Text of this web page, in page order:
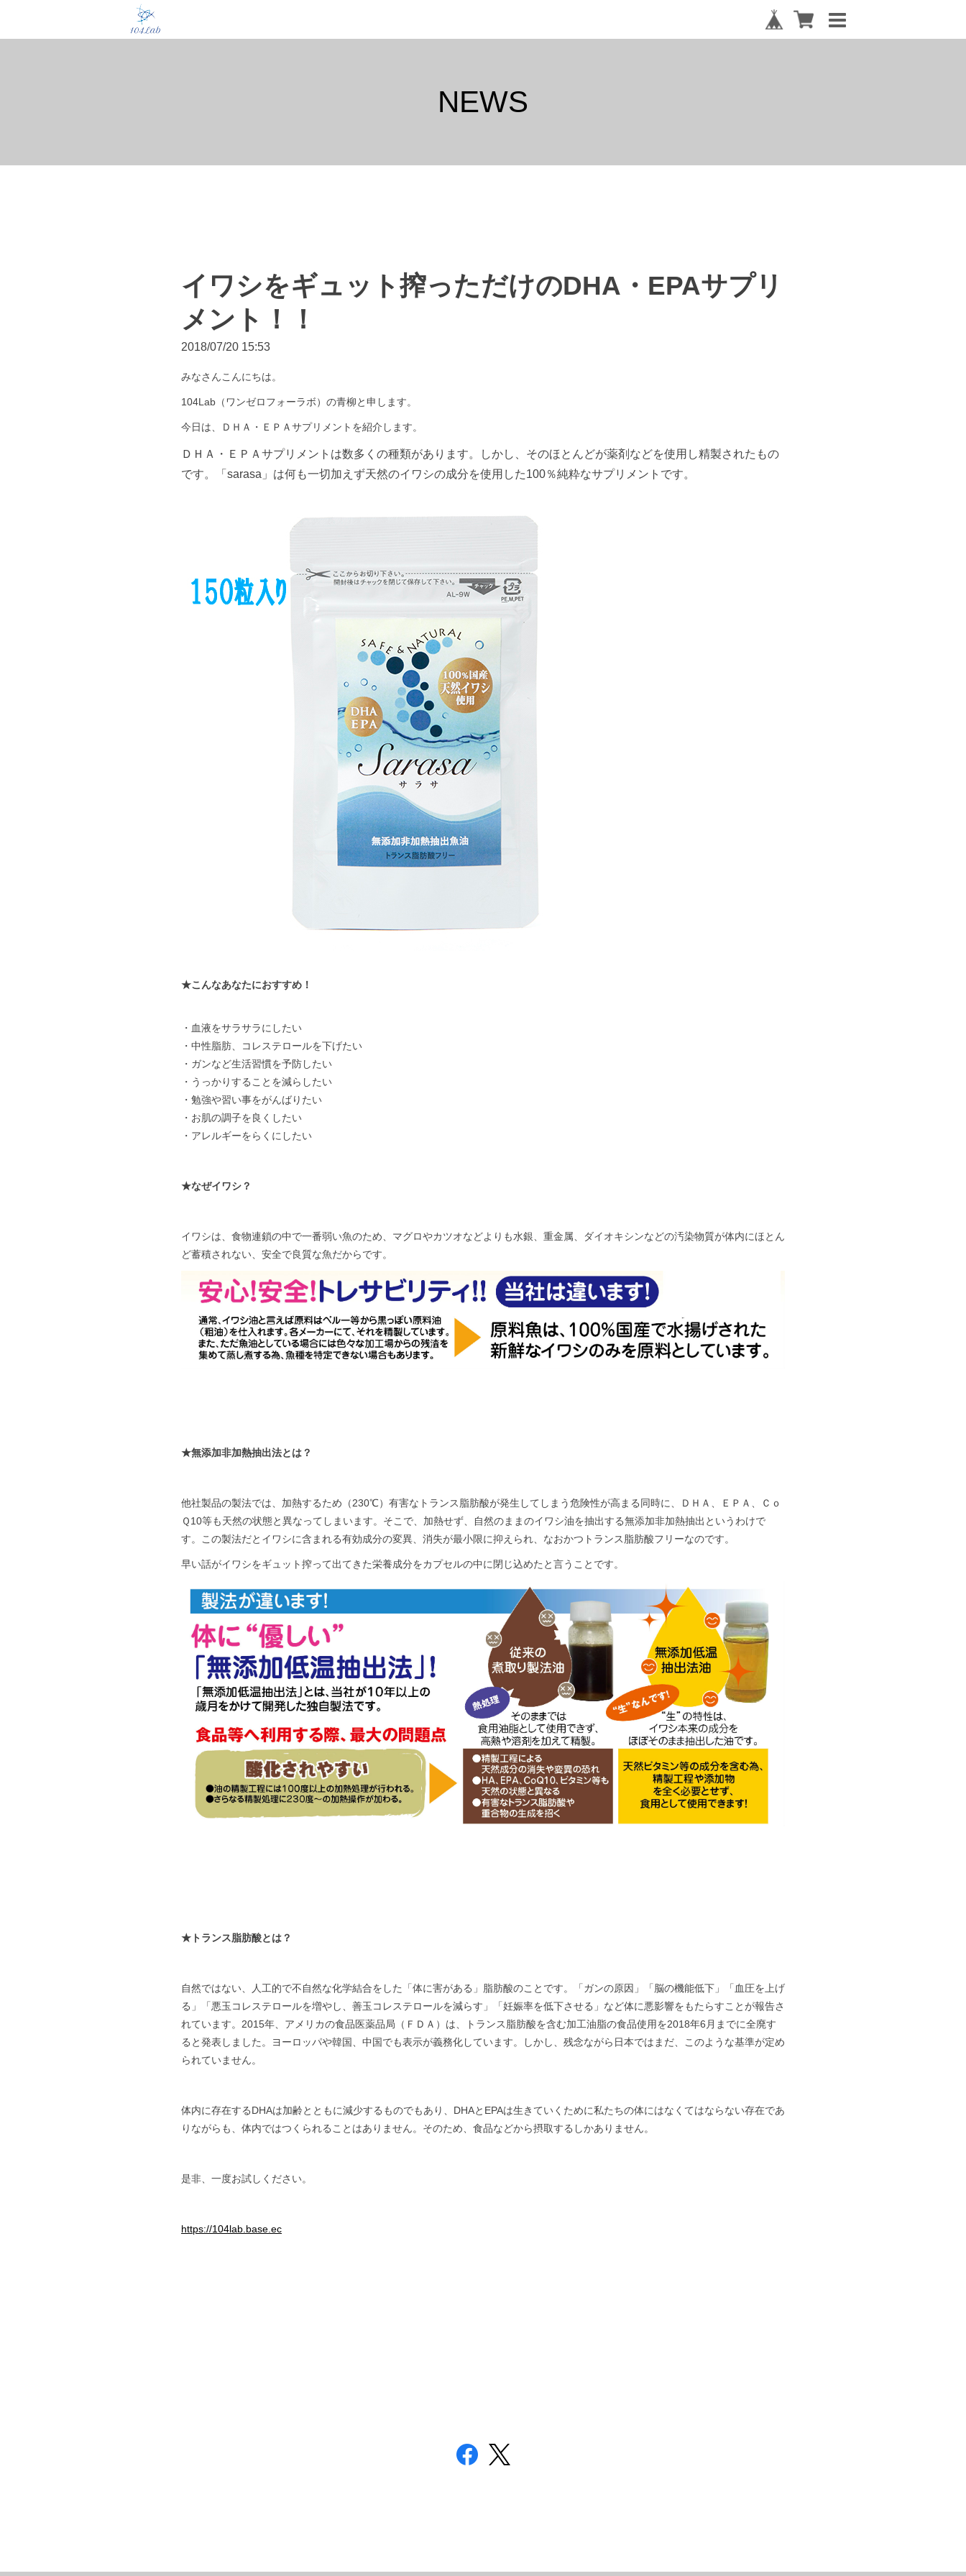
NEWS
イワシをギュット搾っただけのDHA・EPAサプリ
メント！！
2018/07/20 15:53
みなさんこんにちは。
104Lab（ワンゼロフォーラボ）の青柳と申します。
今日は、ＤＨＡ・ＥＰＡサプリメントを紹介します。
ＤＨＡ・ＥＰＡサプリメントは数多くの種類があります。しかし、そのほとんどが薬剤などを使用し精製されたもの
です。「sarasa」は何も一切加えず天然のイワシの成分を使用した100％純粋なサプリメントです。
★こんなあなたにおすすめ！
・血液をサラサラにしたい
・中性脂肪、コレステロールを下げたい
・ガンなど生活習慣を予防したい
・うっかりすることを減らしたい
・勉強や習い事をがんばりたい
・お肌の調子を良くしたい
・アレルギーをらくにしたい
★なぜイワシ？
イワシは、食物連鎖の中で一番弱い魚のため、マグロやカツオなどよりも水銀、重金属、ダイオキシンなどの汚染物質が体内にほとん
ど蓄積されない、安全で良質な魚だからです。
★無添加非加熱抽出法とは？
他社製品の製法では、加熱するため（230℃）有害なトランス脂肪酸が発生してしまう危険性が高まる同時に、ＤＨＡ、ＥＰＡ、Ｃｏ
Ｑ10等も天然の状態と異なってしまいます。そこで、加熱せず、自然のままのイワシ油を抽出する無添加非加熱抽出というわけで
す。この製法だとイワシに含まれる有効成分の変異、消失が最小限に抑えられ、なおかつトランス脂肪酸フリーなのです。
早い話がイワシをギュット搾って出てきた栄養成分をカプセルの中に閉じ込めたと言うことです。
★トランス脂肪酸とは？
自然ではない、人工的で不自然な化学結合をした「体に害がある」脂肪酸のことです。「ガンの原因」「脳の機能低下」「血圧を上げ
る」「悪玉コレステロールを増やし、善玉コレステロールを減らす」「妊娠率を低下させる」など体に悪影響をもたらすことが報告さ
れています。2015年、アメリカの食品医薬品局（ＦＤＡ）は、トランス脂肪酸を含む加工油脂の食品使用を2018年6月までに全廃す
ると発表しました。ヨーロッパや韓国、中国でも表示が義務化しています。しかし、残念ながら日本ではまだ、このような基準が定め
られていません。
体内に存在するDHAは加齢とともに減少するものでもあり、DHAとEPAは生きていくために私たちの体にはなくてはならない存在であ
りながらも、体内ではつくられることはありません。そのため、食品などから摂取するしかありません。
是非、一度お試しください。
https://104lab.base.ec